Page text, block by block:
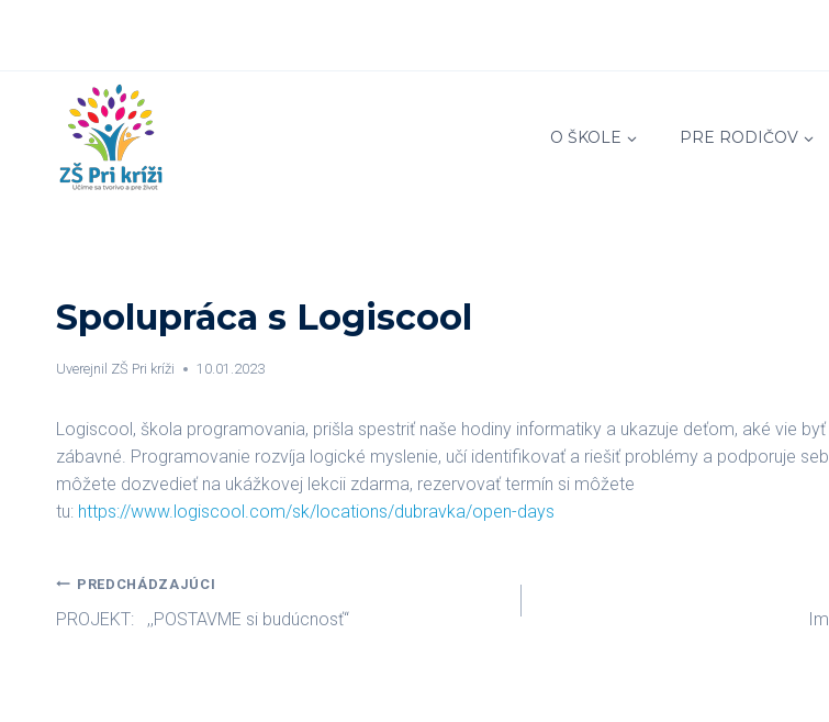
O ŠKOLE PRE RODIČOV
Spolupráca s Logiscool
Uverejnil ZŠ Pri kríži 10.01.2023
Logiscool, škola programovania, prišla spestriť naše hodiny informatiky a ukazuje deťom, aké vie
zábavné. Programovanie rozvíja logické myslenie, učí identifikovať a riešiť problémy a podporuje
môžete dozvedieť na ukážkovej lekcii zdarma, rezervovať termín si môžete
tu: https://www.logiscool.com/sk/locations/dubravka/open-days
Navigácia
v
PREDCHÁDZAJÚCI
PROJEKT: ,,POSTAVME si budúcnosť“